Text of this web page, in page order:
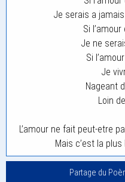
Je serais a
Si
Je ne
Si
Je
Nageant
Loin
L’amour ne fait peut-etre
Mais c’est la
Partage du